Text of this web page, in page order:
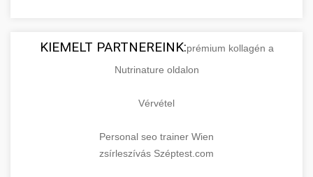
KIEMELT PARTNEREINK:prémium kollagén a
Nutrinature oldalon
Vérvétel
Personal seo trainer Wien
zsírleszívás Széptest.com